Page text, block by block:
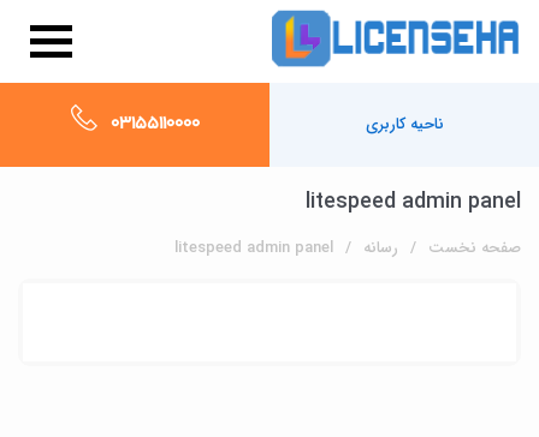
ناحیه کاربری 03155110000
litespeed admin panel
صفحه نخست رسانه litespeed admin panel